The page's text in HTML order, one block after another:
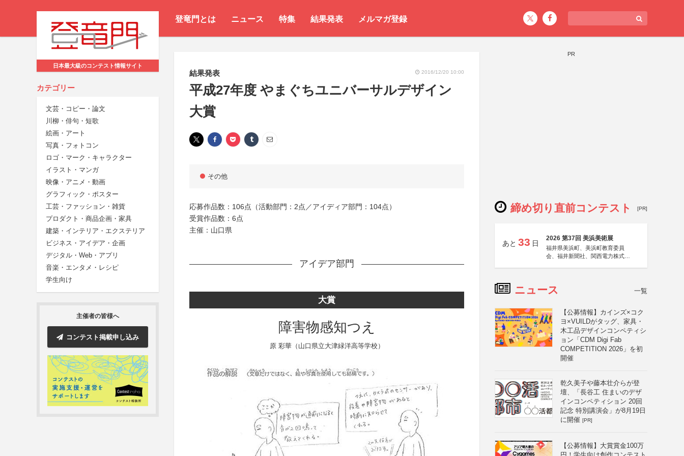
登竜門とは ニュース 特集 結果発表 メルマガ登録
日本最大級のコンテスト情報サイト
カテゴリー
文芸・コピー・論文
川柳・俳句・短歌
絵画・アート
写真・フォトコン
ロゴ・マーク・キャラクター
イラスト・マンガ
映像・アニメ・動画
グラフィック・ポスター
工芸・ファッション・雑貨
プロダクト・商品企画・家具
建築・インテリア・エクステリア
ビジネス・アイデア・企画
デジタル・Web・アプリ
音楽・エンタメ・レシピ
学生向け
主催者の皆様へ
コンテスト掲載申し込み
結果発表 2016/12/20 10:00
平成27年度 やまぐちユニバーサルデザイン
大賞
その他
応募作品数：106点（活動部門：2点／アイディア部門：104点）
受賞作品数：6点
主催：山口県
アイデア部門
大賞
障害物感知つえ
原 彩華（山口県立大津緑洋高等学校）
PR
締め切り直前コンテスト [PR]
あと 33 日
2026 第37回 美浜美術展
福井県美浜町、美浜町教育委員
会、福井新聞社、関西電力株式会
ニュース 一覧
【公募情報】カインズ×コク
ヨ×VUILDがタッグ、家具・
木工品デザインコンペティシ
ョン「CDM Digi Fab
COMPETITION 2026」を初
開催
乾久美子や藤本壮介らが登
壇、「長谷工 住まいのデザ
インコンペティション 20回
記念 特別講演会」が8月19日
に開催 [PR]
【公募情報】大賞賞金100万